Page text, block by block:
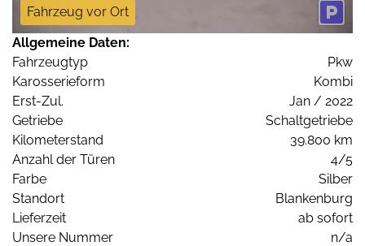
Fahrzeug vor Ort
Allgemeine Daten:
Fahrzeugtyp
Pkw
Karosserieform
Kombi
Erst-Zul.
Jan / 2022
Getriebe
Schaltgetriebe
Kilometerstand
39.800 km
Anzahl der Türen
4/5
Farbe
Silber
Standort
Blankenburg
Lieferzeit
ab sofort
Unsere Nummer
n/a